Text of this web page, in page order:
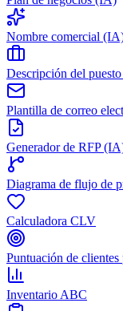
Nombre comercial
Descripción del
Plantilla de correo
Generador de RFP
Diagrama de flujo de
Calculadora CLV
Puntuación de clientes
Inventario ABC